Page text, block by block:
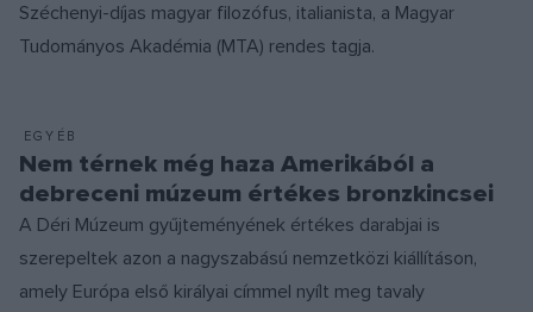
Széchenyi-díjas magyar filozófus, italianista, a Magyar
Tudományos Akadémia (MTA) rendes tagja.
EGYÉB
Nem térnek még haza Amerikából a
debreceni múzeum értékes bronzkincsei
A Déri Múzeum gyűjteményének értékes darabjai is
szerepeltek azon a nagyszabású nemzetközi kiállításon,
amely Európa első királyai címmel nyílt meg tavaly